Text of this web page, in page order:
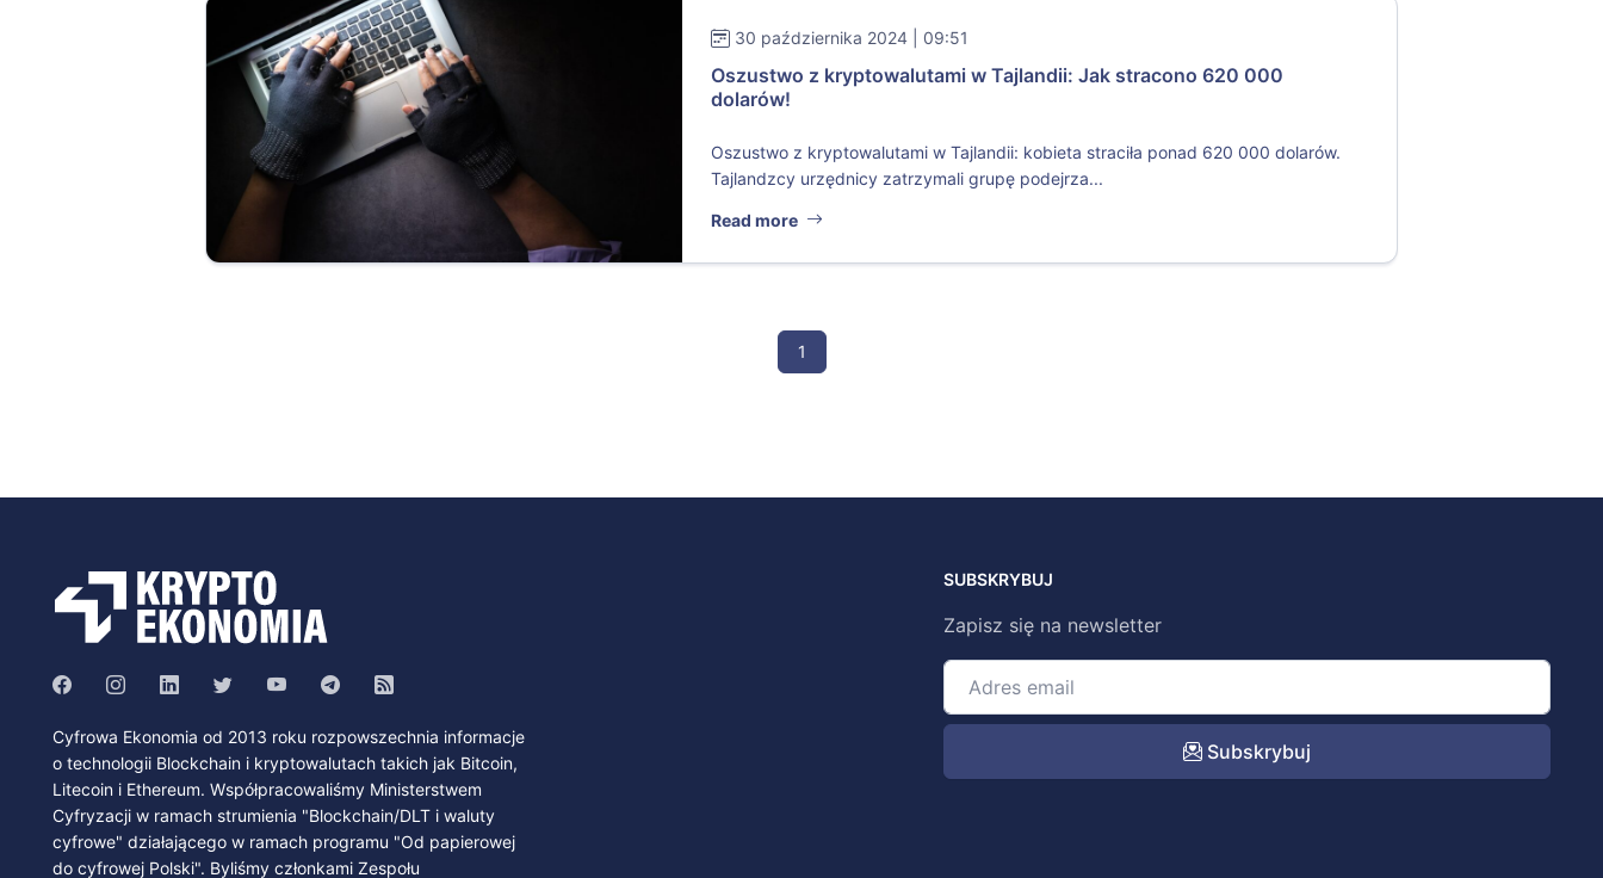
30 października 2024 | 09:51
Oszustwo z kryptowalutami w Tajlandii: Jak stracono 620 000
dolarów!
Oszustwo z kryptowalutami w Tajlandii: kobieta straciła ponad 620 000 dolarów.
Tajlandzcy urzędnicy zatrzymali grupę podejrza...
Read more
1
Cyfrowa Ekonomia od 2013 roku rozpowszechnia informacje
o technologii Blockchain i kryptowalutach takich jak Bitcoin,
Litecoin i Ethereum. Współpracowaliśmy Ministerstwem
Cyfryzacji w ramach strumienia "Blockchain/DLT i waluty
cyfrowe" działającego w ramach programu "Od papierowej
do cyfrowej Polski". Byliśmy członkami Zespołu
SUBSKRYBUJ
Zapisz się na newsletter
Subskrybuj